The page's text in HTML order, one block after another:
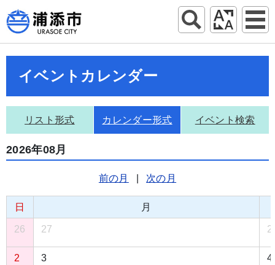
イベントカレンダー
リスト形式 カレンダー形式 イベント検索
2026年08月
前の月 次の月
日 月
26 27
2 3 4